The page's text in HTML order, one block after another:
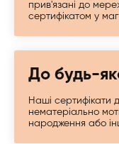
прив'язані до
сертифікатом у
До будь-
Наші сертифікати
нематеріально
народження або